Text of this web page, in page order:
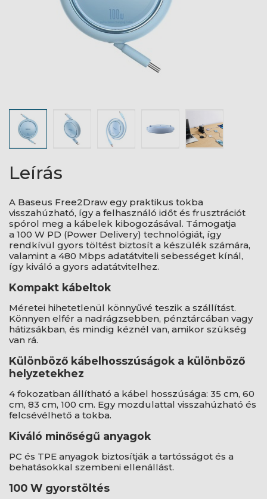
Leírás
A Baseus Free2Draw egy praktikus tokba
visszahúzható, így a felhasználó időt és frusztrációt
spórol meg a kábelek kibogozásával. Támogatja
a 100 W PD (Power Delivery) technológiát, így
rendkívül gyors töltést biztosít a készülék számára,
valamint a 480 Mbps adatátviteli sebességet kínál,
így kiváló a gyors adatátvitelhez.
Kompakt kábeltok
Méretei hihetetlenül könnyűvé teszik a szállítást.
Könnyen elfér a nadrágzsebben, pénztárcában vagy
hátizsákban, és mindig kéznél van, amikor szükség
van rá.
Különböző kábelhosszúságok a különböző
helyzetekhez
4 fokozatban állítható a kábel hosszúsága: 35 cm, 60
cm, 83 cm, 100 cm. Egy mozdulattal visszahúzható és
felcsévélhető a tokba.
Kiváló minőségű anyagok
PC és TPE anyagok biztosítják a tartósságot és a
behatásokkal szembeni ellenállást.
100 W gyorstöltés